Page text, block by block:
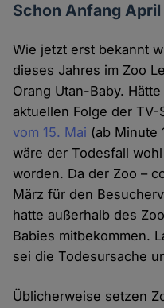
Schon Anfang
Wie jetzt erst bekannt
dieses Jahres im Zoo
Orang Utan-Baby.
aktuellen Folge der TV-
vom 15. Mai (ab Minute
wäre der Todesfall
worden. Da der Zoo –
März für den
hatte außerhalb des
Babies mitbekommen.
sei die Todesursache
Üblicherweise setzen